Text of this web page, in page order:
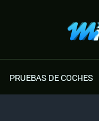
PRUEBAS DE COCHES